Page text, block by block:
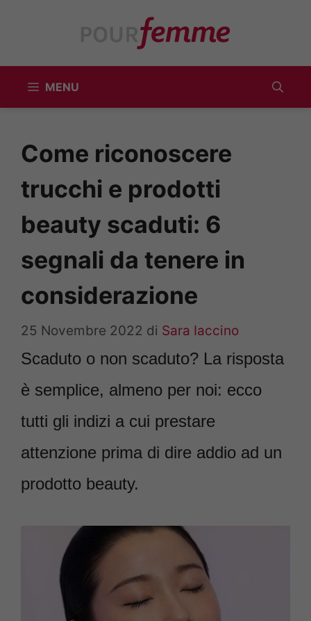
MENU
Come riconoscere
trucchi e prodotti
beauty scaduti: 6
segnali da tenere in
considerazione
25 Novembre 2022 di Sara Iaccino
Scaduto o non scaduto? La risposta
è semplice, almeno per noi: ecco
tutti gli indizi a cui prestare
attenzione prima di dire addio ad un
prodotto beauty.